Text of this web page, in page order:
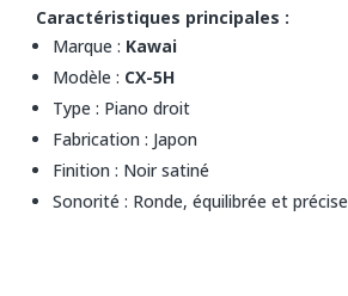
Caractéristiques principales :
Marque : Kawai
Modèle : CX-5H
Type : Piano droit
Fabrication : Japon
Finition : Noir satiné
Sonorité : Ronde, équilibrée et précise